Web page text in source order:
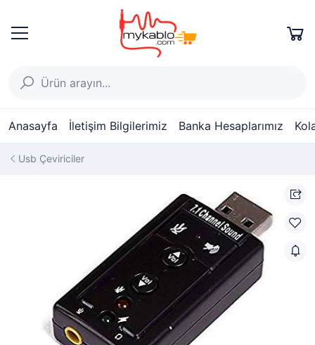
Anasayfa İletişim Bilgilerimiz Banka Hesaplarımız
Usb Çeviriciler